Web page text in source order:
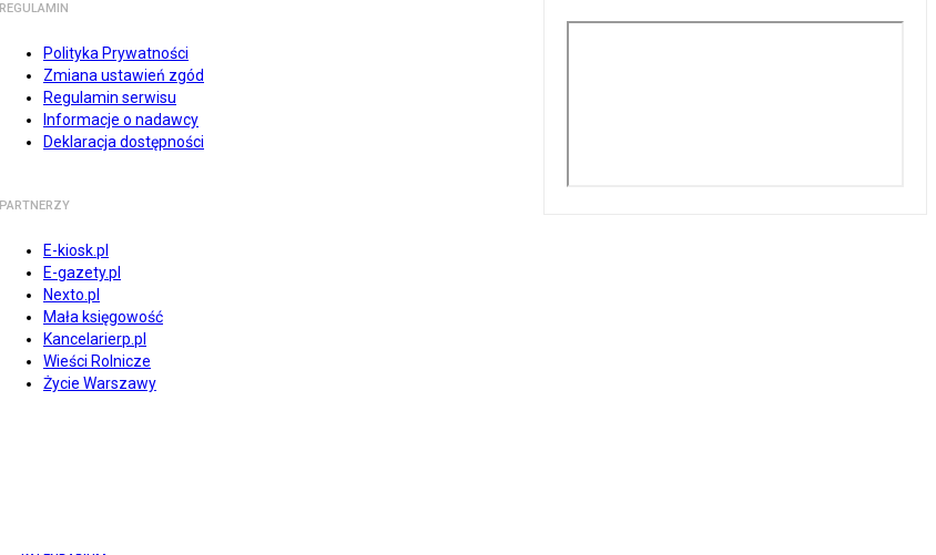
REGULAMIN
Polityka Prywatności
Zmiana ustawień zgód
Regulamin serwisu
Informacje o nadawcy
Deklaracja dostępności
PARTNERZY
E-kiosk.pl
E-gazety.pl
Nexto.pl
Mała księgowość
Kancelarierp.pl
Wieści Rolnicze
Życie Warszawy